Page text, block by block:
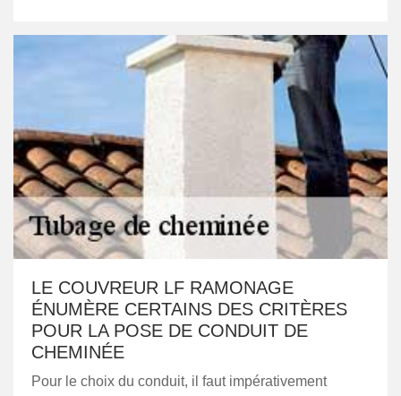
LE COUVREUR LF RAMONAGE
ÉNUMÈRE CERTAINS DES CRITÈRES
POUR LA POSE DE CONDUIT DE
CHEMINÉE
Pour le choix du conduit, il faut impérativement